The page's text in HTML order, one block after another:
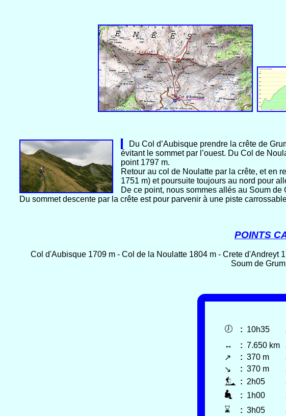
Du Col d’Aubisque prendre la crête de
évitant le sommet par l’ouest. Du Col de
point 1797 m.
Retour au col de Noulatte par la crête, et en
1751 m) et poursuite toujours au nord pour
De ce point, nous sommes allés au Soum de
Du sommet descente par la crête est pour parvenir à une piste
POINTS
Col d'Aubisque 1709 m - Col de la Noulatte 1804 m - Crete d'Andreyt
Soum de
🕖 : 10h35
↔ : 7.650 km
↗
: 370 m
↘
: 370 m
: 2h05
: 1h00
⌛
: 3h05